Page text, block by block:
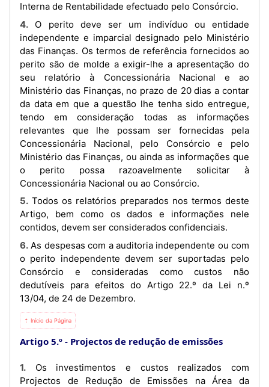
Interna de Rentabilidade efectuado pelo Consórcio.
4. O perito deve ser um indivíduo ou entidade
independente e imparcial designado pelo Ministério
das Finanças. Os termos de referência fornecidos ao
perito são de molde a exigir-lhe a apresentação do
seu relatório à Concessionária Nacional e ao
Ministério das Finanças, no prazo de 20 dias a contar
da data em que a questão lhe tenha sido entregue,
tendo em consideração todas as informações
relevantes que lhe possam ser fornecidas pela
Concessionária Nacional, pelo Consórcio e pelo
Ministério das Finanças, ou ainda as informações que
o perito possa razoavelmente solicitar à
Concessionária Nacional ou ao Consórcio.
5. Todos os relatórios preparados nos termos deste
Artigo, bem como os dados e informações nele
contidos, devem ser considerados confidenciais.
6. As despesas com a auditoria independente ou com
o perito independente devem ser suportadas pelo
Consórcio e consideradas como custos não
dedutíveis para efeitos do Artigo 22.º da Lei n.º
13/04, de 24 de Dezembro.
⇡ Início da Página
Artigo 5.º Projectos de redução de emissões
1. Os investimentos e custos realizados com
Projectos de Redução de Emissões na Área da